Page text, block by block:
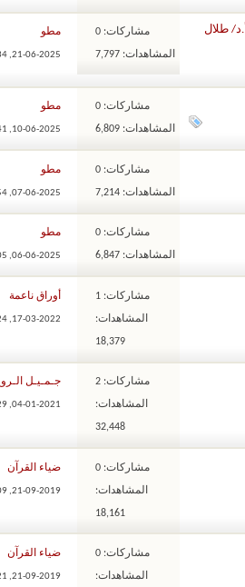
طلال مشاركات: 0
المشاهدات: 7,797
مطو
21-06-2025,
مشاركات: 0
المشاهدات: 6,809
مطو
10-06-2025,
مشاركات: 0
المشاهدات: 7,214
مطو
07-06-2025,
مشاركات: 0
المشاهدات: 6,847
مطو
06-06-2025,
مشاركات: 1
المشاهدات:
18,379
أوراق ناعمة
17-03-2022,
مشاركات: 2
المشاهدات:
32,448
جـمـيـل
04-01-2021,
مشاركات: 0
المشاهدات:
18,161
ضياء القرآن
21-09-2019,
مشاركات: 0
المشاهدات:
ضياء القرآن
21-09-2019,